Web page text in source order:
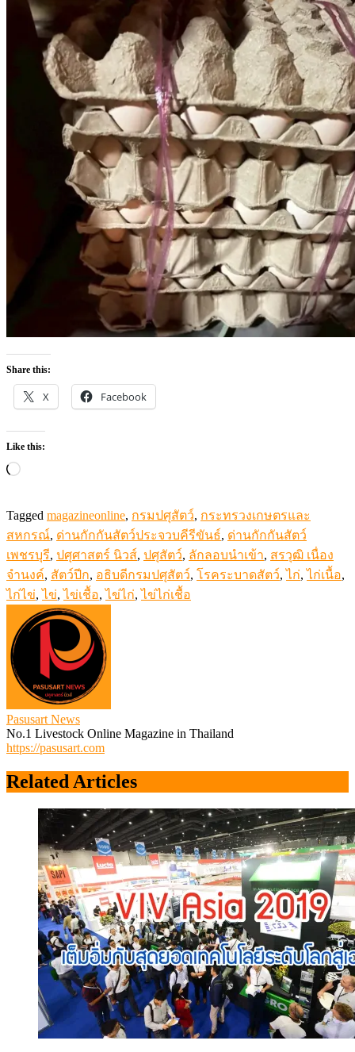
Share this:
X Facebook
Like this:
Loading…
Tagged magazineonline, กรมปศุสัตว์, กระทรวงเกษตรและ
สหกรณ์, ด่านกักกันสัตว์ประจวบคีรีขันธ์, ด่านกักกันสัตว์
เพชรบุรี, ปศุศาสตร์ นิวส์, ปศุสัตว์, ลักลอบนำเข้า, สรวุฒิ เนื่อง
จำนงค์, สัตว์ปีก, อธิบดีกรมปศุสัตว์, โรคระบาดสัตว์,ไก่,ไก่เนื้อ,
ไก่ไข่,ไข่,ไข่เชื้อ,ไข่ไก่,ไข่ไก่เชื้อ
Pasusart News
No.1 Livestock Online Magazine in Thailand
https://pasusart.com
Related Articles